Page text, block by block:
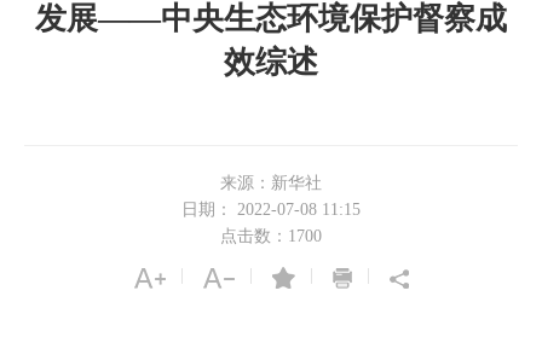
发展——中央生态环境保护督察成
效综述
来源：新华社
日期： 2022-07-08 11:15
点击数： 1700